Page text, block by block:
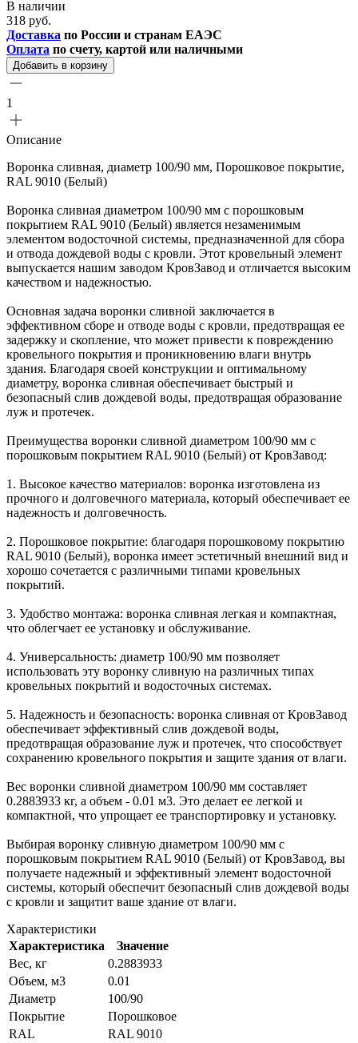
В наличии
318 руб.
Доставка по России и странам ЕАЭС
Оплата по счету, картой или наличными
Добавить в корзину
1
Описание
Воронка сливная, диаметр 100/90 мм, Порошковое покрытие,
RAL 9010 (Белый)
Воронка сливная диаметром 100/90 мм с порошковым
покрытием RAL 9010 (Белый) является незаменимым
элементом водосточной системы, предназначенной для сбора
и отвода дождевой воды с кровли. Этот кровельный элемент
выпускается нашим заводом КровЗавод и отличается высоким
качеством и надежностью.
Основная задача воронки сливной заключается в
эффективном сборе и отводе воды с кровли, предотвращая ее
задержку и скопление, что может привести к повреждению
кровельного покрытия и проникновению влаги внутрь
здания. Благодаря своей конструкции и оптимальному
диаметру, воронка сливная обеспечивает быстрый и
безопасный слив дождевой воды, предотвращая образование
луж и протечек.
Преимущества воронки сливной диаметром 100/90 мм с
порошковым покрытием RAL 9010 (Белый) от КровЗавод:
1. Высокое качество материалов: воронка изготовлена из
прочного и долговечного материала, который обеспечивает ее
надежность и долговечность.
2. Порошковое покрытие: благодаря порошковому покрытию
RAL 9010 (Белый), воронка имеет эстетичный внешний вид и
хорошо сочетается с различными типами кровельных
покрытий.
3. Удобство монтажа: воронка сливная легкая и компактная,
что облегчает ее установку и обслуживание.
4. Универсальность: диаметр 100/90 мм позволяет
использовать эту воронку сливную на различных типах
кровельных покрытий и водосточных системах.
5. Надежность и безопасность: воронка сливная от КровЗавод
обеспечивает эффективный слив дождевой воды,
предотвращая образование луж и протечек, что способствует
сохранению кровельного покрытия и защите здания от влаги.
Вес воронки сливной диаметром 100/90 мм составляет
0.2883933 кг, а объем - 0.01 м3. Это делает ее легкой и
компактной, что упрощает ее транспортировку и установку.
Выбирая воронку сливную диаметром 100/90 мм с
порошковым покрытием RAL 9010 (Белый) от КровЗавод, вы
получаете надежный и эффективный элемент водосточной
системы, который обеспечит безопасный слив дождевой воды
с кровли и защитит ваше здание от влаги.
Характеристики
Характеристика
Значение
Вес, кг
0.2883933
Объем, м3
0.01
Диаметр
100/90
Покрытие
Порошковое
RAL
RAL 9010